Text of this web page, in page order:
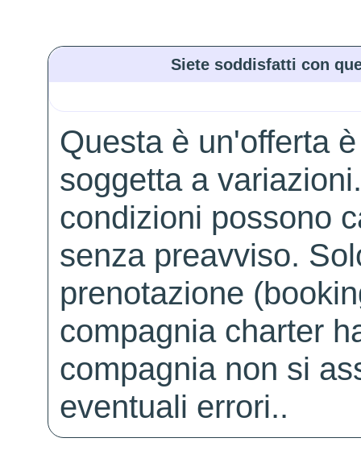
Siete soddisfatti con
Questa è un'offerta
soggetta a
condizioni possono
senza preavviso.
prenotazione
compagnia charter
compagnia non si
eventuali errori..